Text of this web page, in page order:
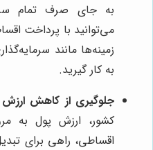
به جای صرف تمام
می‌توانید با پرداخت
زمینه‌ها مانند
به کار گیرید.
جلوگیری از کاهش
کشور، ارزش پول به
اقساطی، راهی برای